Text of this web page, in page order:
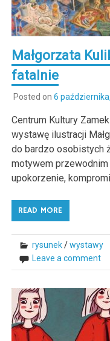
Małgorzata
fatalnie
Posted on 6
Centrum Kultury
wystawę ilustracji
do bardzo osobistych
motywem
upokorzenie,
READ MORE
rysunek/wystawy
Leave a comment